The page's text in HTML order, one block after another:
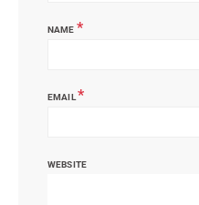
NAME *
EMAIL*
WEBSITE